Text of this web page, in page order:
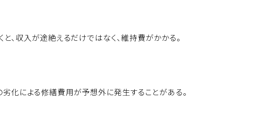
、収入が途絶えるだけではなく、維持費がかかる。
化による修繕費用が予想外に発生することがある。